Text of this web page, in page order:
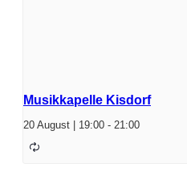
Musikkapelle Kisdorf
20 August | 19:00 - 21:00